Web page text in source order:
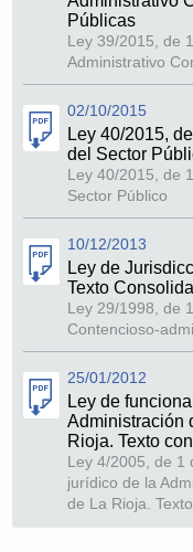
Públicas
Ley 39/2015, de
Administrativo
02/10/2015
Ley 40/2015,
del Sector
Ley 40/2015, de
Sector Público
10/12/2013
Ley de
Texto
Ley 29/1998, de
Contencioso-
25/01/2012
Ley de
Administración
Rioja. Texto
Ley 4/2005, de 1
jurídico de la
de La Rioja.